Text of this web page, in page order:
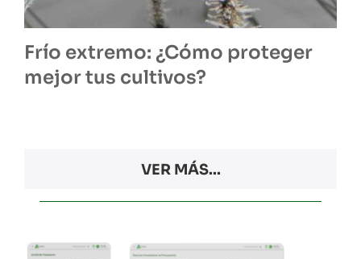
Frío extremo: ¿Cómo proteger
mejor tus cultivos?
VER MÁS...